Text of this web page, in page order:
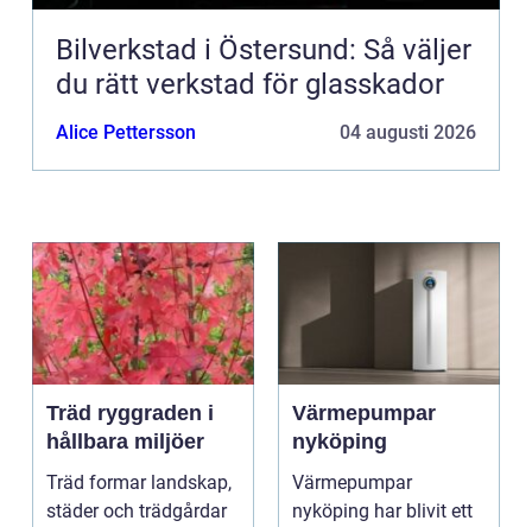
Bilverkstad i Östersund: Så väljer
du rätt verkstad för glasskador
Alice Pettersson 04 augusti 2026
Träd ryggraden i
hållbara miljöer
Träd formar landskap,
städer och trädgårdar
Värmepumpar
nyköping
Värmepumpar
nyköping har blivit ett